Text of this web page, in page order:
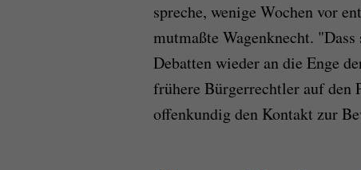
spreche, wenige Wochen vor
mutmaßte Wagenknecht.
Debatten wieder an die Enge
frühere Bürgerrechtler auf den
offenkundig den Kontakt zur